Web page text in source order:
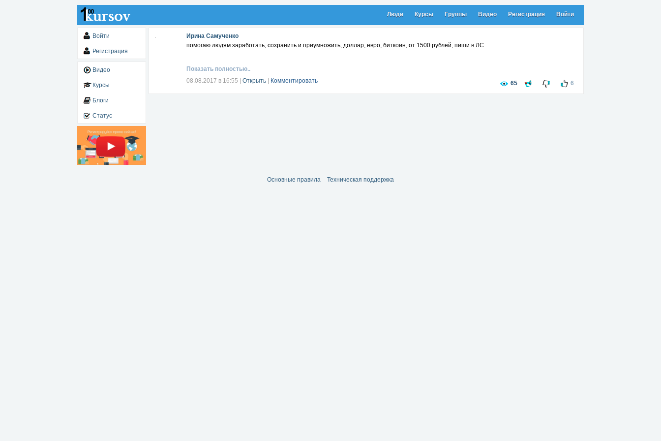
Люди Курсы Группы Видео Регистрация Войти
Войти
Регистрация
Видео
Курсы
Блоги
Статус
Ирина Самученко
помогаю людям заработать, сохранить и приумножить, доллар, евро, биткоин, от 1500 рублей, пиши в ЛС
Показать полностью..
08.08.2017 в 16:55
Открыть Комментировать 65 6
Основные правила Техническая поддержка